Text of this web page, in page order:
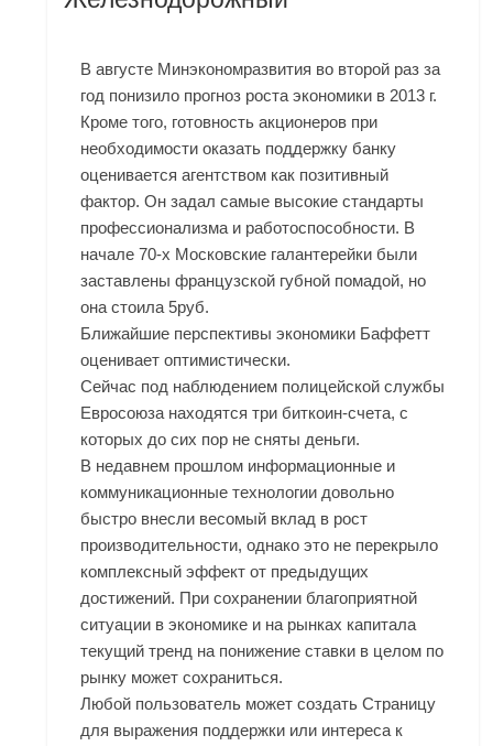
В августе Минэкономразвития во второй раз за
год понизило прогноз роста экономики в 2013 г.
Кроме того, готовность акционеров при
необходимости оказать поддержку банку
оценивается агентством как позитивный
фактор. Он задал самые высокие стандарты
профессионализма и работоспособности. В
начале 70-х Московские галантерейки были
заставлены французской губной помадой, но
она стоила 5руб.
Ближайшие перспективы экономики Баффетт
оценивает оптимистически.
Сейчас под наблюдением полицейской службы
Евросоюза находятся три биткоин-счета, с
которых до сих пор не сняты деньги.
В недавнем прошлом информационные и
коммуникационные технологии довольно
быстро внесли весомый вклад в рост
производительности, однако это не перекрыло
комплексный эффект от предыдущих
достижений. При сохранении благоприятной
ситуации в экономике и на рынках капитала
текущий тренд на понижение ставки в целом по
рынку может сохраниться.
Любой пользователь может создать Страницу
для выражения поддержки или интереса к